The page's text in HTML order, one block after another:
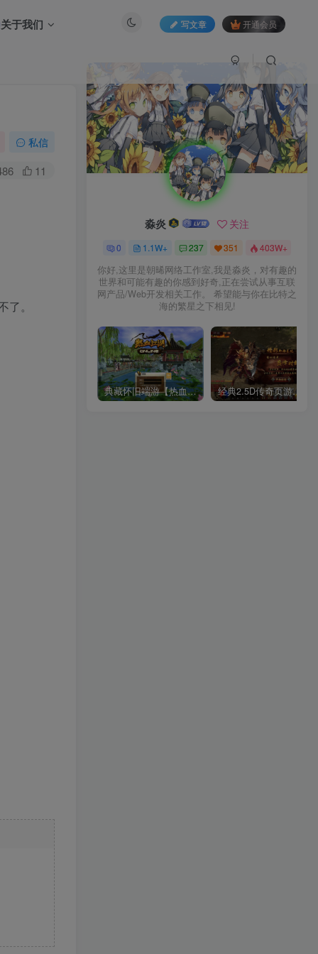
关于我们 写文章 开通会员
私信
11
。
淼炎 关注
0 1.1W+ 237 351 403W+
你好,这里是朝晞网络工作室,我是淼炎，对有趣的
世界和可能有趣的你感到好奇,正在尝试从事互联
网产品/Web开发相关工作。 希望能与你在比特之
海的繁星之下相见!
典藏怀旧端游【热血江湖V23.0巅峰对决】2026最新整理Win系服务端+PC客户端+百宝阁+源码+在线GM工具+教程【站长亲测】 经典2.5D传奇页游【热血虎卫本地端】2026最新整理Win一键即玩服务端+客户端+教程【站长亲测】